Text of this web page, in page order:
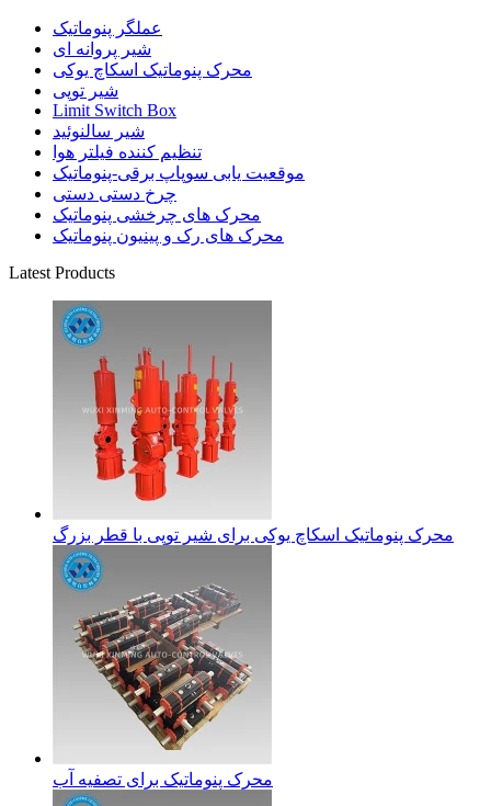
عملگر پنوماتیک
شیر پروانه ای
محرک پنوماتیک اسکاچ یوکی
شیر توپی
Limit Switch Box
شیر سالنوئید
تنظیم کننده فیلتر هوا
موقعیت یابی سوپاپ برقی-پنوماتیک
چرخ دستی دستی
محرک های چرخشی پنوماتیک
محرک های رک و پینیون پنوماتیک
Latest Products
محرک پنوماتیک اسکاچ یوکی برای شیر توپی با قطر بزرگ
محرک پنوماتیک برای تصفیه آب